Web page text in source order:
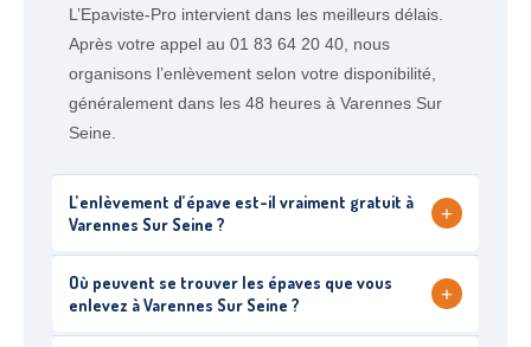
L’Epaviste-Pro intervient dans les meilleurs délais.
Après votre appel au 01 83 64 20 40, nous
organisons l’enlèvement selon votre disponibilité,
généralement dans les 48 heures à Varennes Sur
Seine.
L’enlèvement d’épave est-il vraiment gratuit à
Varennes Sur Seine ?
+
Où peuvent se trouver les épaves que vous
enlevez à Varennes Sur Seine ?
+